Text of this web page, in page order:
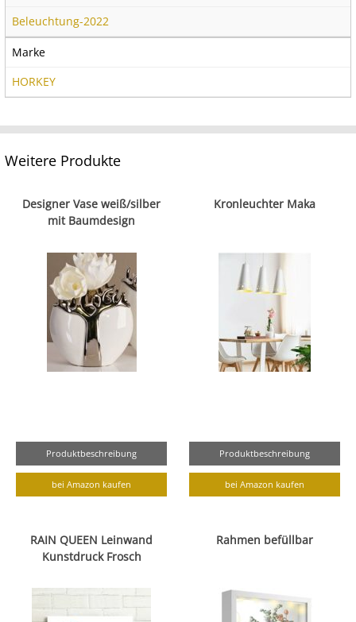
Beleuchtung-2022
Marke
HORKEY
Weitere Produkte
Designer Vase weiß/silber
mit Baumdesign
Produktbeschreibung
bei Amazon kaufen
Kronleuchter Maka
Produktbeschreibung
bei Amazon kaufen
RAIN QUEEN Leinwand
Kunstdruck Frosch
Rahmen befüllbar